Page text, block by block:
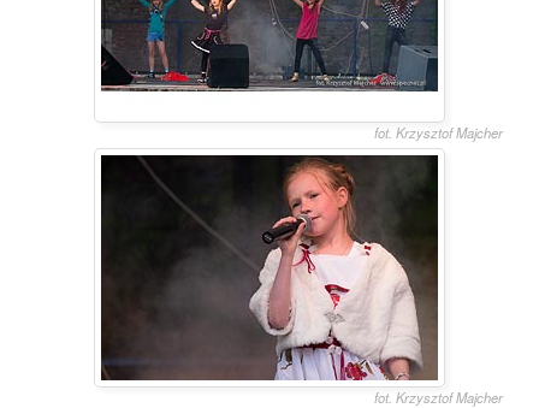
fot. Krzysztof Majcher
fot. Krzysztof Majcher